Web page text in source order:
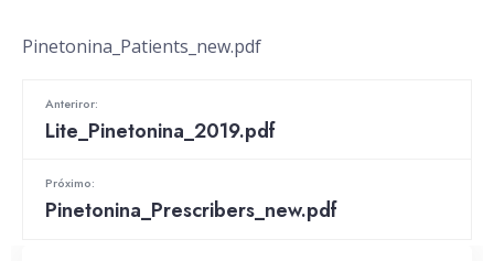
Pinetonina_Patients_new.pdf
Anteriror:
Lite_Pinetonina_2019.pdf
Próximo:
Pinetonina_Prescribers_new.pdf